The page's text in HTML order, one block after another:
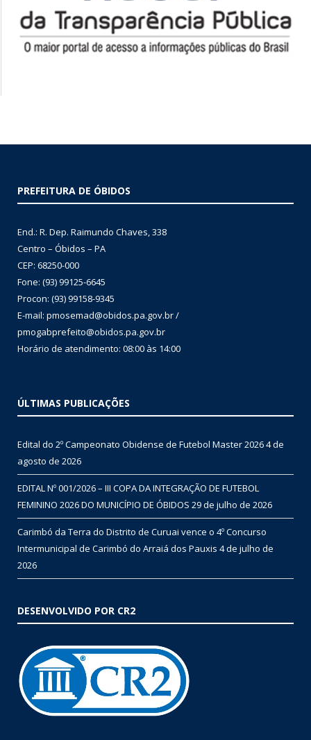
PREFEITURA DE ÓBIDOS
End.: R. Dep. Raimundo Chaves, 338
Centro – Óbidos – PA
CEP: 68250-000
Fone: (93) 99125-6645
Procon: (93) 99158-9345
E-mail: pmosemad@obidos.pa.gov.br /
pmogabprefeito@obidos.pa.gov.br
Horário de atendimento: 08:00 às 14:00
ÚLTIMAS PUBLICAÇÕES
Edital do 2º Campeonato Obidense de Futebol Master 20264 de
agosto de 2026
EDITAL Nº 001/2026 – III COPA DA INTEGRAÇÃO DE FUTEBOL
FEMININO 2026 DO MUNICÍPIO DE ÓBIDOS 29 de julho de 2026
Carimbó da Terra do Distrito de Curuai vence o 4º Concurso
Intermunicipal de Carimbó do Arraiá dos Pauxis 4 de julho de
2026
DESENVOLVIDO POR CR2